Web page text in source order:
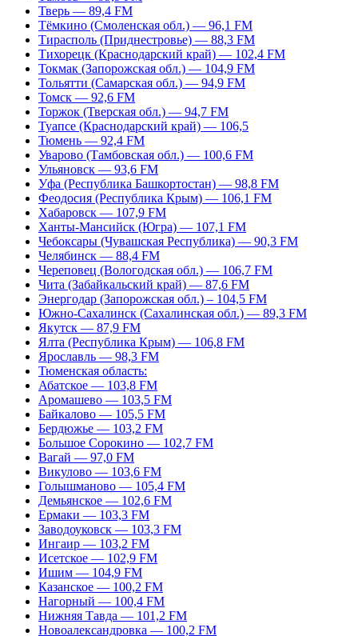
Тверь — 89,4 FM
Тёмкино (Смоленская обл.) — 96,1 FM
Тирасполь (Приднестровье) — 88,3 FM
Тихорецк (Краснодарский край) — 102,4 FM
Токмак (Запорожская обл.) — 104,9 FM
Тольятти (Самарская обл.) — 94,9 FM
Томск — 92,6 FM
Торжок (Тверская обл.) — 94,7 FM
Туапсе (Краснодарский край) — 106,5
Тюмень — 92,4 FM
Уварово (Тамбовская обл.) — 100,6 FM
Ульяновск — 93,6 FM
Уфа (Республика Башкортостан) — 98,8 FM
Феодосия (Республика Крым) — 106,1 FM
Хабаровск — 107,9 FM
Ханты-Мансийск (Югра) — 107,1 FM
Чебоксары (Чувашская Республика) — 90,3 FM
Челябинск — 88,4 FM
Череповец (Вологодская обл.) — 106,7 FM
Чита (Забайкальский край) — 87,6 FM
Энергодар (Запорожская обл.) – 104,5 FM
Южно-Сахалинск (Сахалинская обл.) — 89,3 FM
Якутск — 87,9 FM
Ялта (Республика Крым) — 106,8 FM
Ярославль — 98,3 FM
Тюменская область:
Абатское — 103,8 FM
Аромашево — 103,5 FM
Байкалово — 105,5 FM
Бердюжье — 103,2 FM
Большое Сорокино — 102,7 FM
Вагай — 97,0 FM
Викулово — 103,6 FM
Голышманово — 105,4 FM
Демьянское — 102,6 FM
Ермаки — 103,3 FM
Заводоуковск — 103,3 FM
Ингаир — 103,2 FM
Исетское — 102,9 FM
Ишим — 104,9 FM
Казанское — 100,2 FM
Нагорный — 100,4 FM
Нижняя Тавда — 101,2 FM
Новоалександровка — 100,2 FM